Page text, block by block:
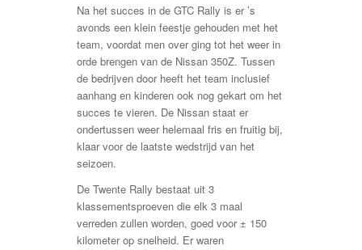
Na het succes in de GTC Rally is er ’s
avonds een klein feestje gehouden met het
team, voordat men over ging tot het weer in
orde brengen van de Nissan 350Z. Tussen
de bedrijven door heeft het team inclusief
aanhang en kinderen ook nog gekart om het
succes te vieren. De Nissan staat er
ondertussen weer helemaal fris en fruitig bij,
klaar voor de laatste wedstrijd van het
seizoen.
De Twente Rally bestaat uit 3
klassementsproeven die elk 3 maal
verreden zullen worden, goed voor ± 150
kilometer op snelheid. Er waren